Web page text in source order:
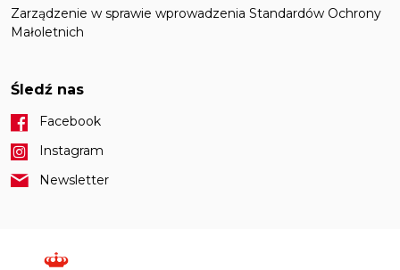
Zarządzenie w sprawie wprowadzenia Standardów Ochrony
Małoletnich
Śledź nas
Facebook
Instagram
Newsletter